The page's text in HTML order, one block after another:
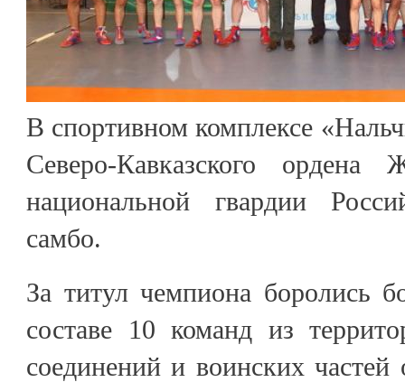
В спортивном комплексе
Северо-Кавказского ордена
национальной гвардии
самбо.
За титул чемпиона боролись
составе 10 команд из
соединений и воинских